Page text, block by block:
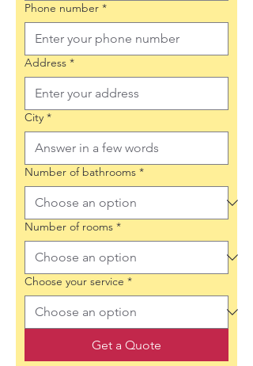
Phone number *
Address *
City *
Number of bathrooms *
Number of rooms *
Choose your service *
Get a Quote